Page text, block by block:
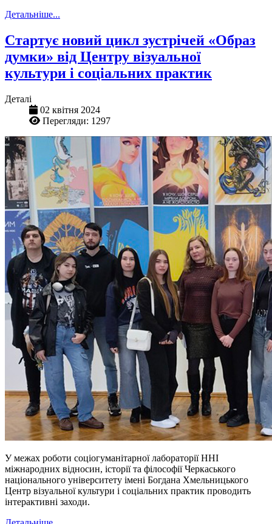
Детальніше...
Стартує новий цикл зустрічей «Образ
думки» від Центру візуальної
культури і соціальних практик
Деталі
02 квітня 2024
Перегляди: 1297
У межах роботи соціогуманітарної лабораторії ННІ
міжнародних відносин, історії та філософії Черкаського
національного університету імені Богдана Хмельницького
Центр візуальної культури і соціальних практик проводить
інтерактивні заходи.